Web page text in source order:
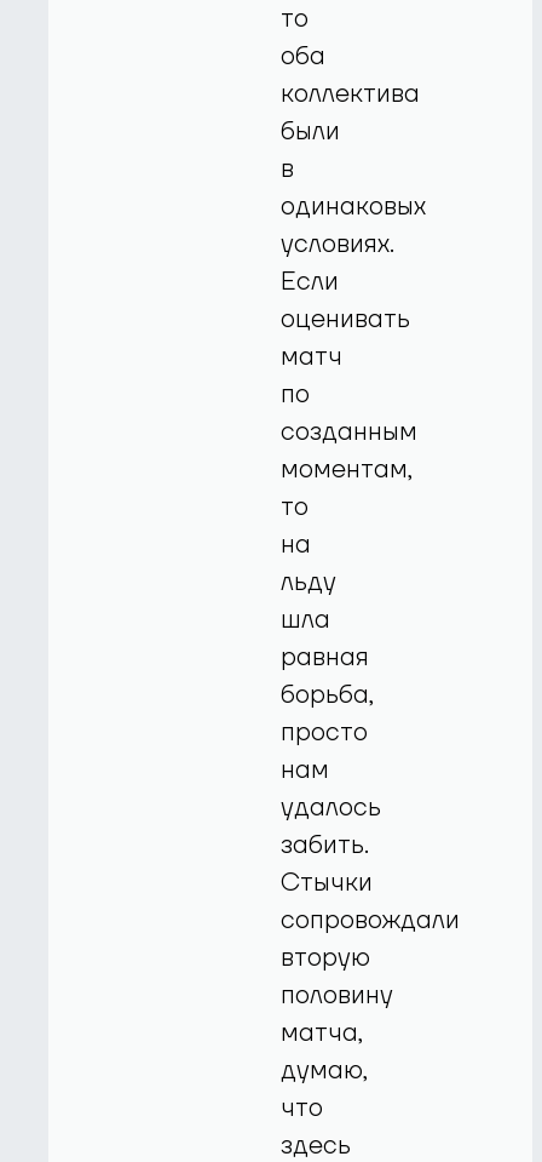
то
оба
коллектива
были
в
одинаковых
условиях.
Если
оценивать
матч
по
созданным
моментам,
то
на
льду
шла
равная
борьба,
просто
нам
удалось
забить.
Стычки
сопровождали
вторую
половину
матча,
думаю,
что
здесь